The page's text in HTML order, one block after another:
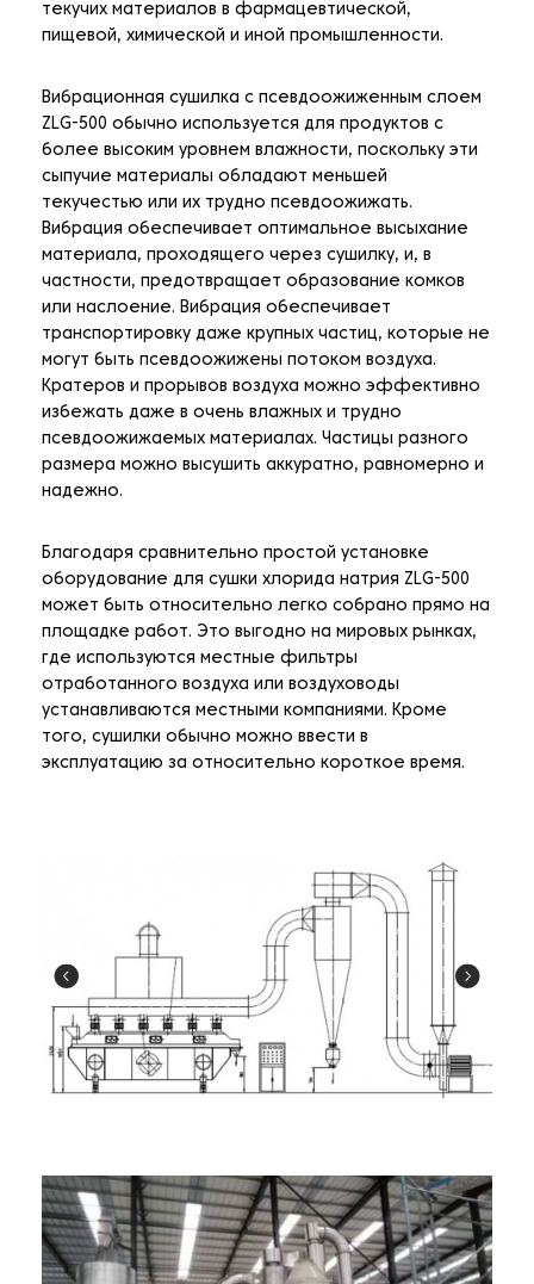
текучих материалов в фармацевтической,
пищевой, химической и иной промышленности.
Вибрационная сушилка с псевдоожиженным слоем
ZLG-500 обычно используется для продуктов с
более высоким уровнем влажности, поскольку эти
сыпучие материалы обладают меньшей
текучестью или их трудно псевдоожижать.
Вибрация обеспечивает оптимальное высыхание
материала, проходящего через сушилку, и, в
частности, предотвращает образование комков
или наслоение. Вибрация обеспечивает
транспортировку даже крупных частиц, которые не
могут быть псевдоожижены потоком воздуха.
Кратеров и прорывов воздуха можно эффективно
избежать даже в очень влажных и трудно
псевдоожижаемых материалах. Частицы разного
размера можно высушить аккуратно, равномерно и
надежно.
Благодаря сравнительно простой установке
оборудование для сушки хлорида натрия ZLG-500
может быть относительно легко собрано прямо на
площадке работ. Это выгодно на мировых рынках,
где используются местные фильтры
отработанного воздуха или воздуховоды
устанавливаются местными компаниями. Кроме
того, сушилки обычно можно ввести в
эксплуатацию за относительно короткое время.